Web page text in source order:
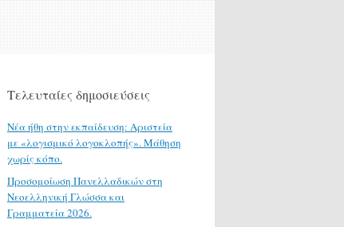
Τελευταίες δημοσιεύσεις
Νέα ήθη στην εκπαίδευση: Αριστεία
με «λογισμικό λογοκλοπής». Μάθηση
χωρίς κόπο.
Προσομοίωση Πανελλαδικών στη
Νεοελληνική Γλώσσα και
Γραμματεία 2026.